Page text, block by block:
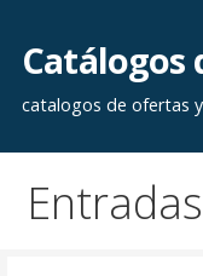
contenido
Catálogos
catalogos de ofertas
Entradas